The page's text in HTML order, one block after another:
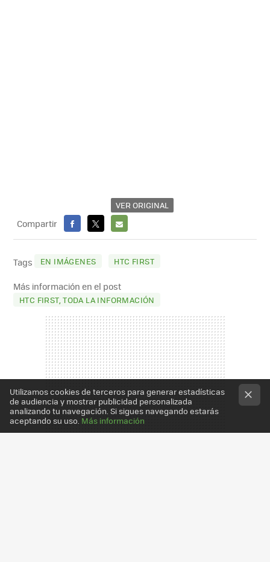
VER ORIGINAL
Compartir
FACEBOOK
X
E-
MAIL
Tags EN IMÁGENES HTC FIRST
Más información en el post
HTC FIRST, TODA LA INFORMACIÓN
Utilizamos cookies de terceros para generar estadísticas
de audiencia y mostrar publicidad personalizada
analizando tu navegación. Si sigues navegando estarás
aceptando su uso. Más información